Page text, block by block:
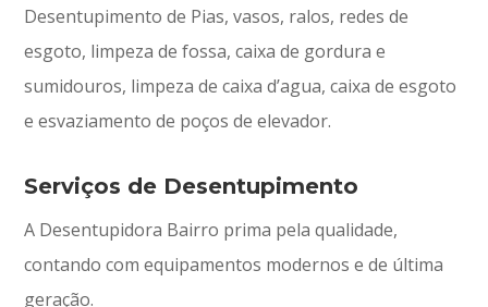
Desentupimento de Pias, vasos, ralos, redes de
esgoto, limpeza de fossa, caixa de gordura e
sumidouros, limpeza de caixa d’agua, caixa de esgoto
e esvaziamento de poços de elevador.
Serviços de Desentupimento
A Desentupidora Bairro prima pela qualidade,
contando com equipamentos modernos e de última
geração.